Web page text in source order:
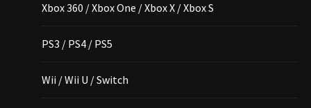
Xbox 360 / Xbox One / Xbox X / Xbox S
PS3 / PS4 / PS5
Wii / Wii U / Switch